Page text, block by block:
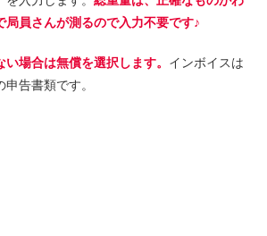
局員さんが測るので入力不要です♪
い場合は無償を選択します。 インボイスは
告書類です。